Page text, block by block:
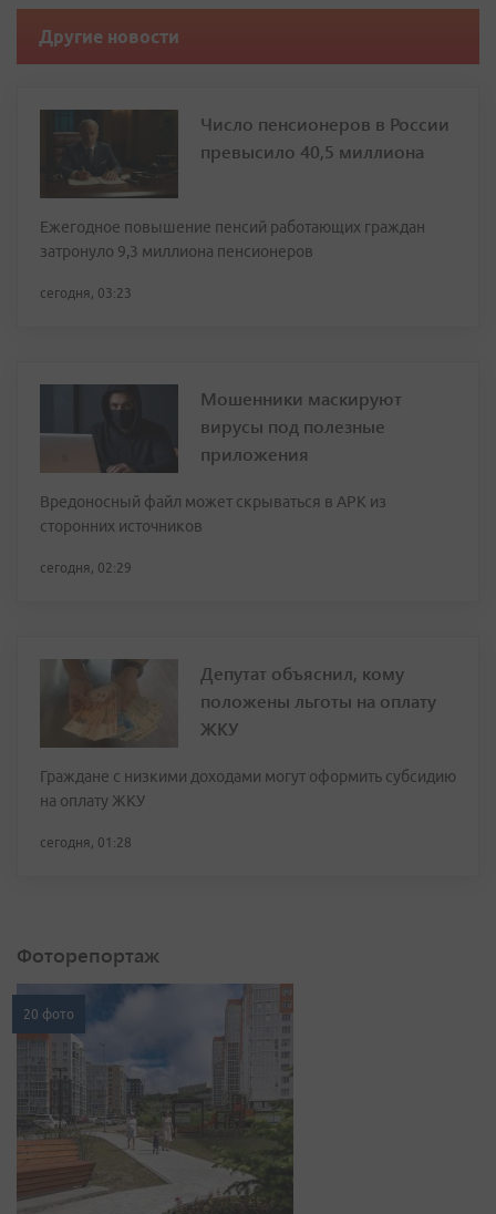
Другие новости
Число пенсионеров в России
превысило 40,5 миллиона
Ежегодное повышение пенсий работающих граждан
затронуло 9,3 миллиона пенсионеров
сегодня, 03:23
Мошенники маскируют
вирусы под полезные
приложения
Вредоносный файл может скрываться в APK из
сторонних источников
сегодня, 02:29
Депутат объяснил, кому
положены льготы на оплату
ЖКУ
Граждане с низкими доходами могут оформить субсидию
на оплату ЖКУ
сегодня, 01:28
Фоторепортаж
20 фото